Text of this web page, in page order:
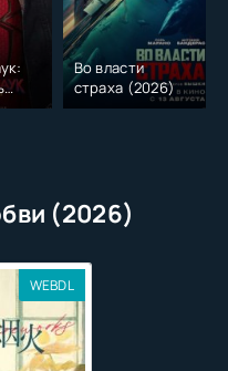
Во власти
страха (2026)
(2026)
WEBDL